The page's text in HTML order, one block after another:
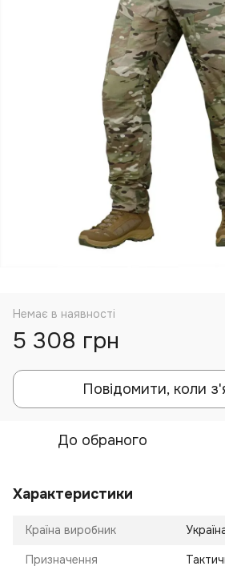
Немає в наявності
5 308 грн
Повідомити, коли
До обраного
Характеристики
Країна виробник
Призначення